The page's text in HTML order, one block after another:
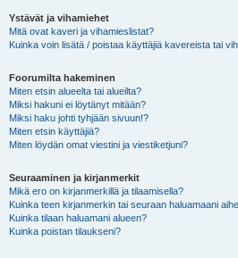
Ystävät ja vihamiehet
Mitä ovat kaveri ja vihamieslistat?
Kuinka voin lisätä / poistaa käyttäjiä kavereista tai
Foorumilta hakeminen
Miten etsin alueelta tai alueilta?
Miksi hakuni ei löytänyt mitään?
Miksi haku johti tyhjään sivuun!?
Miten etsin käyttäjiä?
Miten löydän omat viestini ja viestiketjuni?
Seuraaminen ja kirjanmerkit
Mikä ero on kirjanmerkillä ja tilaamisella?
Kuinka teen kirjanmerkin tai seuraan haluamaani
Kuinka tilaan haluamani alueen?
Kuinka poistan tilaukseni?